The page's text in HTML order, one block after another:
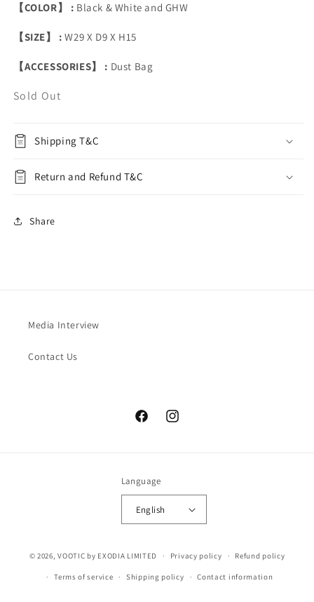
【COLOR】 : Black & White and GHW
【SIZE】 :W29 X D9 X H15
【ACCESSORIES】 : Dust Bag
Sold Out
Shipping T&C
Return and Refund T&C
Share
Media Interview
Contact Us
FacebookInstagram
Language
English
© 2026,VOOTIC by EXODIA LIMITED Privacy policy Refund policy
Terms of service Shipping policy Contact information